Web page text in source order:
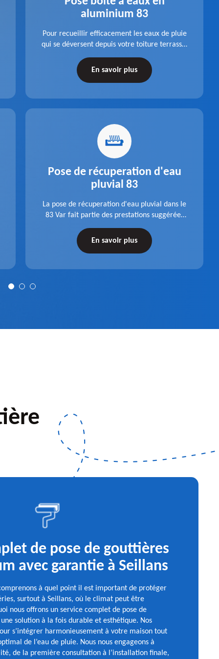
aluminium 83
Pour recueillir efficacement les eaux de pluie
qui se déversent depuis votre toiture terrasse,
dans le 83 Var de la société Pro gouttière 83.
En savoir plus
Pose de récuperation d'eau
pluvial 83
La pose de récuperation d'eau pluvial dans le
83 Var fait partie des prestations suggérées
récupérateur d'eau entièrement fonctionnel
En savoir plus
de pose de gouttières
avec garantie à Seillans
à quel point il est important de protéger
surtout à Seillans, où le climat peut être
nous offrons un service complet de pose de
solution à la fois durable et esthétique. Nos
s’intégrer harmonieusement à votre maison tout
de l’eau de pluie. Nous nous engageons à
de la première consultation à l’installation finale,